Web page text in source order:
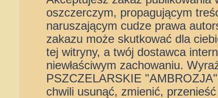
oszczerczym, propagującym
naruszającym cudze prawa
zakazu może skutkować dla
tej witryny, a twój dostawca
niewłaściwym zachowaniu.
PSZCZELARSKIE
chwili usunąć, zmienić,